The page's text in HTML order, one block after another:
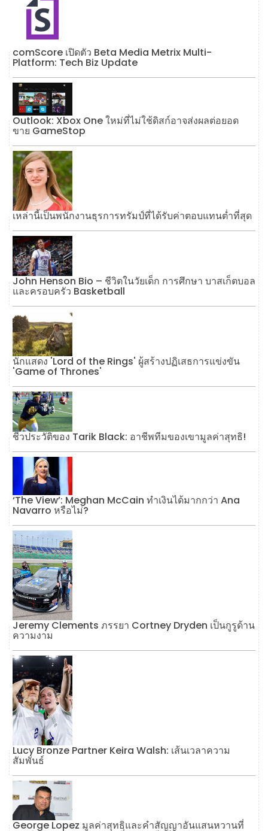
comScore เปิดตัว Beta Media Metrix Multi-
Platform: Tech Biz Update
Outlook: Xbox One ใหม่ที่ไม่ใช้ดิสก์อาจส่งผลต่อยอด
ขาย GameStop
เหล่านี้เป็นพนักงานธุรการทรัมป์ที่ได้รับค่าตอบแทนต่ำที่สุด
John Henson Bio – ชีวิตในวัยเด็ก การศึกษา บาสเก็ตบอล
และครอบครัว Basketball
นักแสดง 'Lord of the Rings' ผู้สร้างปฏิเสธการแข่งขัน
'Game of Thrones'
ชีวประวัติของ Tarik Black: อาชีพทีมของเขามูลค่าสุทธิ!
‘The View’: Meghan McCain ทำเงินได้มากกว่า Ana
Navarro หรือไม่?
Jeremy Clements ภรรยา Cortney Dryden เป็นกูรูด้าน
ความงาม
Lucy Bronze Partner Keira Walsh: เส้นเวลาความ
สัมพันธ์
George Lopez มูลค่าสุทธิและคำสัญญาอันแสนหวานที่